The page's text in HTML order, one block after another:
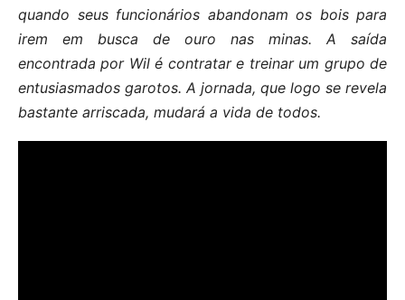
quando seus funcionários abandonam os bois para
irem em busca de ouro nas minas. A saída
encontrada por Wil é contratar e treinar um grupo de
entusiasmados garotos. A jornada, que logo se revela
bastante arriscada, mudará a vida de todos.